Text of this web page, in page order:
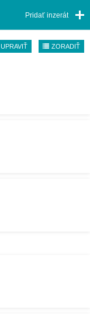
Pridať inzerát
UPRAVIŤ ZORADIŤ